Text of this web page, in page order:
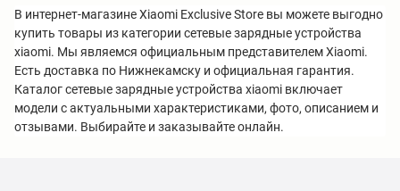
В интернет-магазине Xiaomi Exclusive Store вы можете выгодно
купить товары из категории сетевые зарядные устройства
xiaomi. Мы являемся официальным представителем Xiaomi.
Есть доставка по Нижнекамску и официальная гарантия.
Каталог сетевые зарядные устройства xiaomi включает
модели с актуальными характеристиками, фото, описанием и
отзывами. Выбирайте и заказывайте онлайн.